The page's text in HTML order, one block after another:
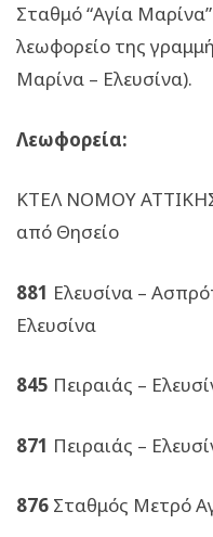
Σταθμό “Αγία
λεωφορείο της
Μαρίνα – Ελευσίνα).
Λεωφορεία:
ΚΤΕΛ ΝΟΜΟΥ
από Θησείο
881 Ελευσίνα –
Ελευσίνα
845 Πειραιάς –
871 Πειραιάς –
876 Σταθμός Μετρό